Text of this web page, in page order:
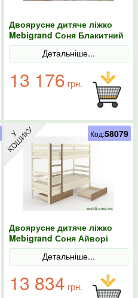
Двоярусне дитяче ліжко
Mebigrand Соня Блакитний
(S 2010 R80 B) 70х190 з
ящикамиДетальніше...
13 176 грн.
Двоярусне дитяче ліжко
Mebigrand Соня Айворі
(S0505Y30R)/Горіх світлий
90х190 з ящиками
Детальніше...
13 834 грн.
Код:58079